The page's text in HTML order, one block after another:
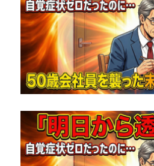
ど
う
な
る
で
し
ょ
う